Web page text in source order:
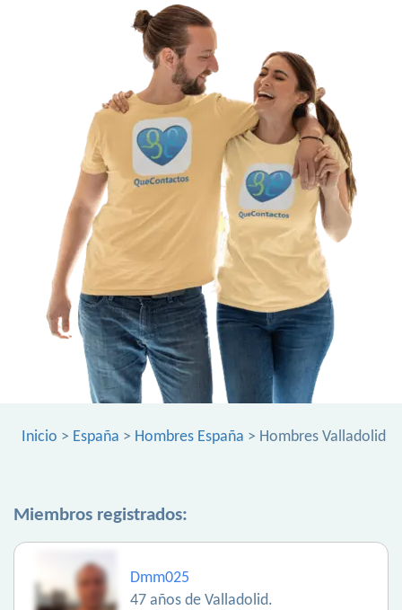
Inicio > España > Hombres España > Hombres Valladolid
Miembros registrados:
Dmm025
47 años de Valladolid.